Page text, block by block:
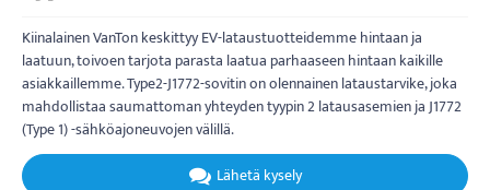
Kiinalainen VanTon keskittyy EV-lataustuotteidemme hintaan ja
laatuun, toivoen tarjota parasta laatua parhaaseen hintaan kaikille
asiakkaillemme. Type2-J1772-sovitin on olennainen lataustarvike, joka
mahdollistaa saumattoman yhteyden tyypin 2 latausasemien ja J1772
(Type 1) -sähköajoneuvojen välillä.
Lähetä kysely